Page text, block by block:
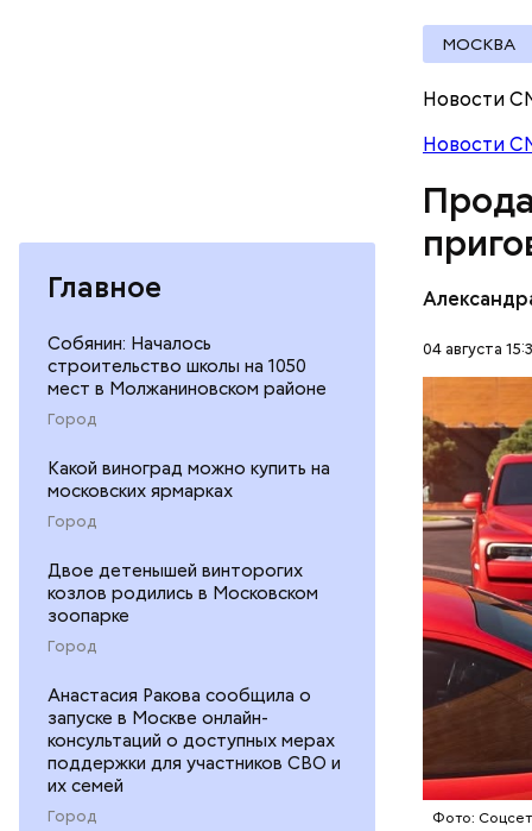
Главное
Собянин: Началось
строительство школы на 1050
мест в Молжаниновском районе
Город
Какой виноград можно купить на
московских ярмарках
Город
Двое детенышей винторогих
козлов родились в Московском
зоопарке
Город
Анастасия Ракова сообщила о
запуске в Москве онлайн-
консультаций о доступных мерах
поддержки для участников СВО и
их семей
Город
МОСКВА
Новости
Новости
04 августа
Фото:
В мае
Гусейна
неуплате
размере.
Фото:
НАЛОГИ
ГАСАН
скрытую
матери и
пищу ела
Молодого
которая
дней